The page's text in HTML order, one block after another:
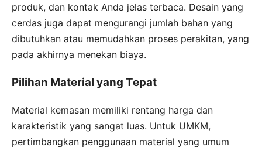
produk, dan kontak Anda jelas terbaca. Desain yang
cerdas juga dapat mengurangi jumlah bahan yang
dibutuhkan atau memudahkan proses perakitan, yang
pada akhirnya menekan biaya.
Pilihan Material yang Tepat
Material kemasan memiliki rentang harga dan
karakteristik yang sangat luas. Untuk UMKM,
pertimbangkan penggunaan material yang umum